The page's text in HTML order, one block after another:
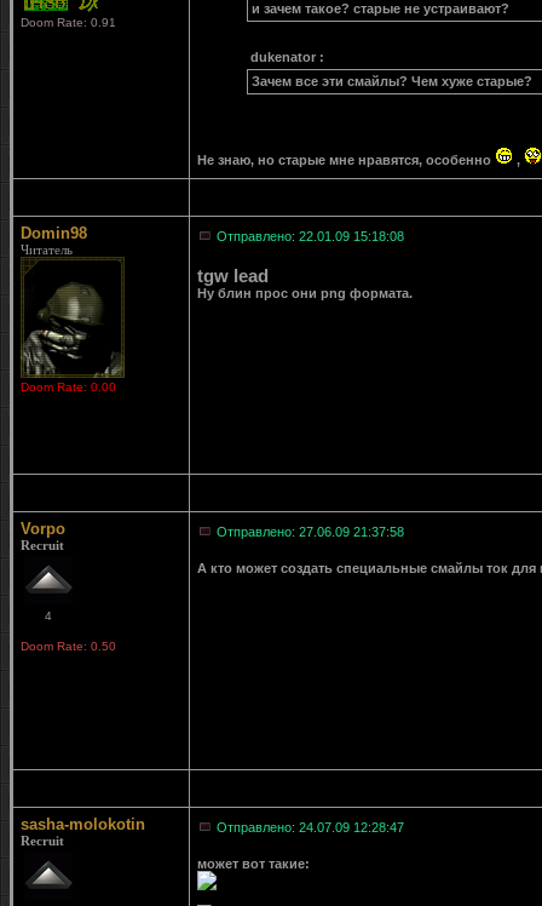
Doom Rate: 0.91
и зачем такое? старые не устраивают?
dukenator :
Зачем все эти смайлы? Чем хуже старые?
Не знаю, но старые мне нравятся, особенно ,
Domin98
Читатель
Doom Rate: 0.00
Отправлено: 22.01.09 15:18:08
tgw lead
Ну блин прос они png формата.
Vorpo
Recruit
4
Doom Rate: 0.50
Отправлено: 27.06.09 21:37:58
А кто может создать специальные смайлы ток
sasha-molokotin
Recruit
Отправлено: 24.07.09 12:28:47
может вот такие: